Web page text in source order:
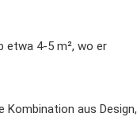
etwa 4-5 m², wo er
Kombination aus Design,